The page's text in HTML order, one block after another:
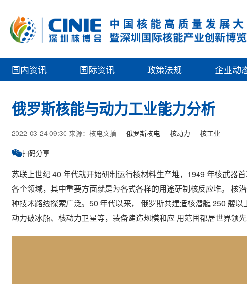
国内资讯 国际资讯 政策法规 企业动
俄罗斯核能与动力工业能力分析
2022-03-24 09:30 来源：核电文摘 俄罗斯核电 核动力 核工业
扫码分享
苏联上世纪 40 年代就开始研制运行核材料生产堆，1949 年核武器
各个领域，其中重要方面就是为各式各样的用途研制核反应堆。 核
种技术路线探索广泛。50 年代以来， 俄罗斯共建造核潜艇 250 艘
动力破冰船、核动力卫星等，装备建造规模和应 用范围都居世界领先